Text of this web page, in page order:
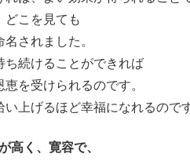
どこを見ても
されました。
ち続けることができれば
恵を受けられるのです。
上げるほど幸福になれるのです
高く、寛容で、